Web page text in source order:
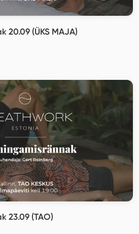
20.09 (ÜKS MAJA)
23.09 (TAO)